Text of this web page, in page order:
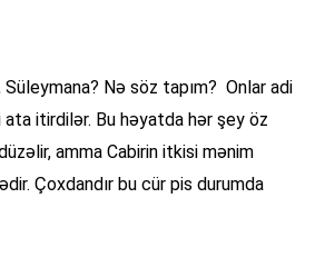
Süleymana? Nə söz tapım? Onlar adi
ata itirdilər. Bu həyatda hər şey öz
amma Cabirin itkisi mənim
Çoxdandır bu cür pis durumda